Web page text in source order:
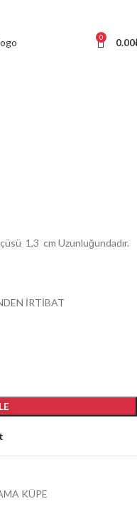
0 0.00
1,3 cm Uzunluğundadır.
İRTİBAT
KÜPE